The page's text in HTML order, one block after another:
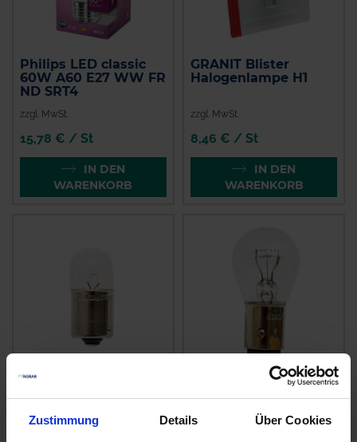
Zustimmung Details Über Cookies
Philips LED classic
60W A60 E27 WW FR
ND SRT4
zzgl. MwSt.
15,78 € / St
IN DEN
WARENKORB
GRANIT Blister
Halogenlampe H1
zzgl. MwSt.
8,46 € / St
IN DEN
WARENKORB
P12/5W